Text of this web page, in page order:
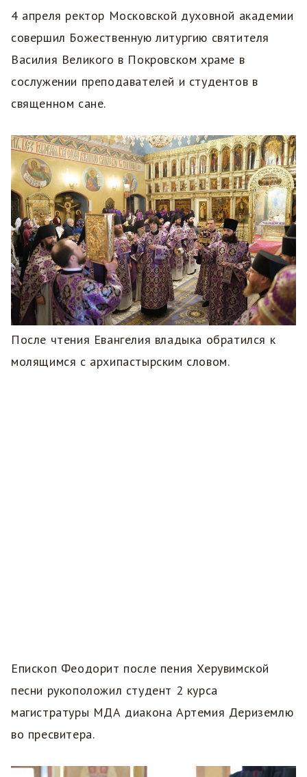
4 апреля ректор Московской духовной академии
совершил Божественную литургию святителя
Василия Великого в Покровском храме в
сослужении преподавателей и студентов в
священном сане.
После чтения Евангелия владыка обратился к
молящимся с архипастырским словом.
Епископ Феодорит после пения Херувимской
песни рукоположил студент 2 курса
магистратуры МДА диакона Артемия Дериземлю
во пресвитера.